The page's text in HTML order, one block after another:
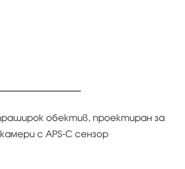
обектив, проектиран за
с APS-C сензор